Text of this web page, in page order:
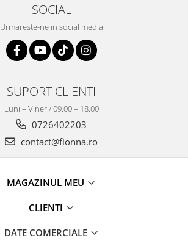
SOCIAL
Urmareste-ne in social media
SUPORT CLIENTI
Luni – Vineri/ 09.00 – 18.00
0726402203
contact@fionna.ro
MAGAZINUL MEU
CLIENTI
DATE COMERCIALE